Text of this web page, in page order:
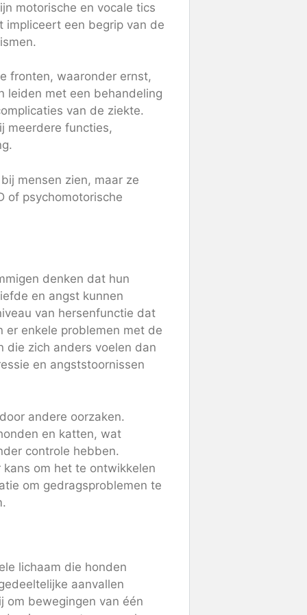
motorische en vocale tics
impliceert een begrip van de
fronten, waaronder ernst,
leiden met een behandeling
van de ziekte.
meerdere functies,
mensen zien, maar ze
of psychomotorische
denken dat hun
en angst kunnen
van hersenfunctie dat
er enkele problemen met de
die zich anders voelen dan
en angststoornissen
andere oorzaken.
en katten, wat
controle hebben.
om het te ontwikkelen
om gedragsproblemen te
lichaam die honden
aanvallen
om bewegingen van één